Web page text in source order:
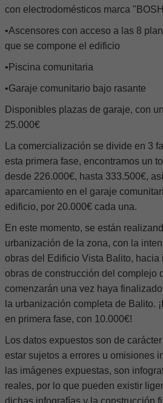
con electrodomésticos marca
•Ascensores con acceso a las 8
que se compone el edificio
•Piscina comunitaria
•Garaje comunitario bajo rasante
Disponibles plazas de garaje, con
25.000€
La comercialización se divide en 3
esta primera fase, encontramos un
desde 226.000€, hasta 333.500€,
aparcamiento en el garaje
edificio, por 20.000€ cada una.
En este momento, se están
urbanización de la zona, con la
obras del Edificio Vista Balito, hacia
obras de construcción del complejo
comenzarán una vez haya
la urbanización completa de Balito.
en primera fase, con 10.000€!
Los datos expuestos son de
estar sujetos a errores u omisiones
las imágenes expuestas, son
reales, por lo que pueden existir
dichas infografías y la construcción